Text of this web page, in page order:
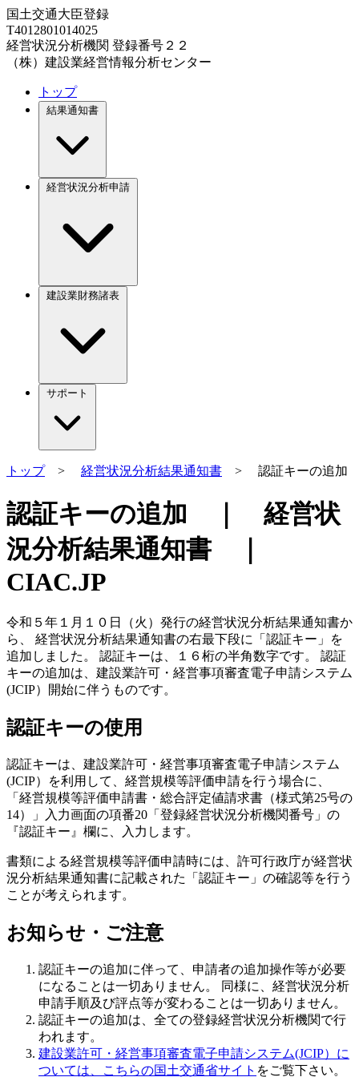
国土交通大臣登録
T4012801014025
経営状況分析機関 登録番号２２
（株）建設業経営情報分析センター
トップ
結果通知書
経営状況分析申請
建設業財務諸表
サポート
トップ> 経営状況分析結果通知書 > 認証キーの追加
認証キーの追加 ｜ 経営状
況分析結果通知書 ｜
CIAC.JP
令和５年１月１０日（火）発行の経営状況分析結果通知書か
ら、 経営状況分析結果通知書の右最下段に「認証キー」を
追加しました。 認証キーは、１６桁の半角数字です。 認証
キーの追加は、建設業許可・経営事項審査電子申請システム
(JCIP）開始に伴うものです。
認証キーの使用
認証キーは、建設業許可・経営事項審査電子申請システム
(JCIP）を利用して、経営規模等評価申請を行う場合に、
「経営規模等評価申請書・総合評定値請求書（様式第25号の
14）」入力画面の項番20「登録経営状況分析機関番号」の
『認証キー』欄に、入力します。
書類による経営規模等評価申請時には、許可行政庁が経営状
況分析結果通知書に記載された「認証キー」の確認等を行う
ことが考えられます。
お知らせ・ご注意
認証キーの追加に伴って、申請者の追加操作等が必要
になることは一切ありません。 同様に、経営状況分析
申請手順及び評点等が変わることは一切ありません。
認証キーの追加は、全ての登録経営状況分析機関で行
われます。
建設業許可・経営事項審査電子申請システム(JCIP）に
ついては、こちらの国土交通省サイト をご覧下さい。